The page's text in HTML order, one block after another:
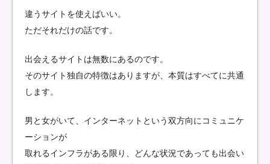
違うサイトを使えばいい。
ただそれだけの話です。
出会えるサイトは無数にあるのです。
そのサイト独自の特徴はありますが、本質はすべてに共通
します。
男と女がいて、インターネットという双方向にコミュニケ
ーションが
取れるインフラがある限り、どんな状況であっても出会い